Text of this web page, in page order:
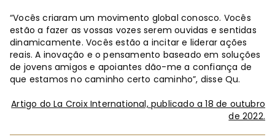
“Vocês criaram um movimento global conosco. Vocês
estão a fazer as vossas vozes serem ouvidas e sentidas
dinamicamente. Vocês estão a incitar e liderar ações
reais. A inovação e o pensamento baseado em soluções
de jovens amigos e apoiantes dão-me a confiança de
que estamos no caminho certo caminho”, disse Qu.
Artigo do La Croix International, publicado a 18 de outubro
de 2022.